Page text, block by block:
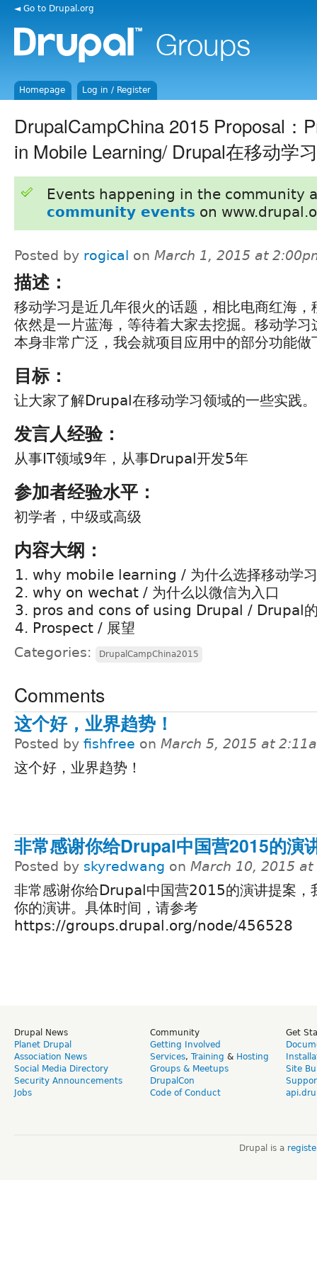
◄ Go to Drupal.org
Homepage Log in / Register
DrupalCampChina 2015 Proposal：
in Mobile Learning/ Drupal在移动学
Events happening in the community
community events on
Posted by rogical on March 1, 2015 at
描述：
移动学习是近几年很火的话题，相比电商红海，
依然是一片蓝海，等待着大家去挖掘。移动学习
本身非常广泛，我会就项目应用中的部分功能做
目标：
让大家了解Drupal在移动学习领域的一些实践。
发言人经验：
从事IT领域9年，从事Drupal开发5年
参加者经验水平：
初学者，中级或高级
内容大纲：
why mobile learning / 为什么选择移动学习
why on wechat / 为什么以微信为入口
pros and cons of using Drupal / Drupal
Prospect / 展望
Categories: DrupalCampChina2015
Comments
这个好，业界趋势！
Posted by fishfree on March 5, 2015 at
这个好，业界趋势！
非常感谢你给Drupal中国营2015的演
Posted by skyredwang on March 10, 2015
非常感谢你给Drupal中国营2015的演讲提案，
你的演讲。具体时间，请参考
https://groups.drupal.org/node/456528
Drupal News
Planet Drupal
Association News
Social Media Directory
Security Announcements
Jobs
Community
Getting Involved
Services, Training & Hosting
Groups & Meetups
DrupalCon
Code of Conduct
Get
Site
Drupal is a